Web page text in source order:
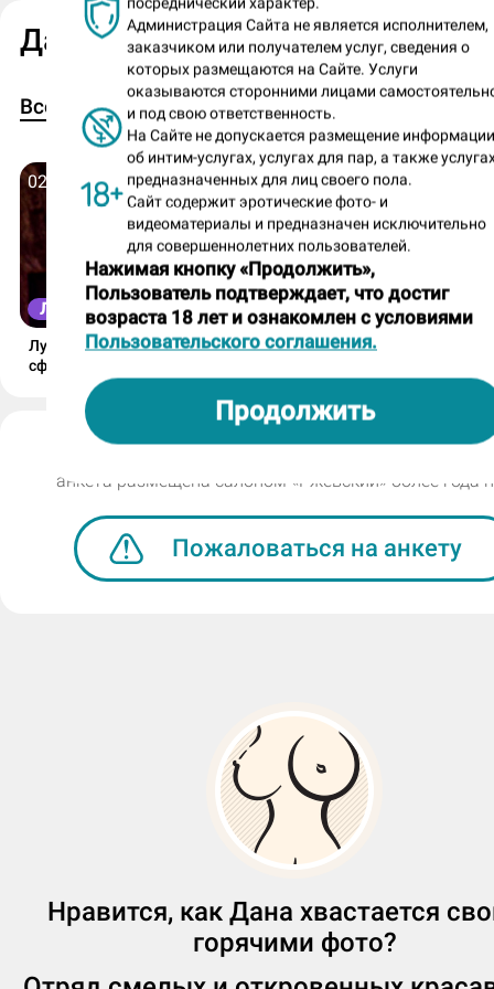
Администрация Сайта не является исполнителем,
заказчиком или получателем услуг, сведения о
которых размещаются на Сайте. Услуги
оказываются сторонними лицами
и под свою ответственность.
На Сайте не допускается размещение информации
об интим-услугах, услугах для пар, а также
предназначенных для лиц своего пола.
Сайт содержит эротические фото- и
видеоматериалы и предназначен исключительно
для совершеннолетних пользователей.
Нажимая кнопку «Продолжить»,
Пользователь подтверждает, что достиг
возраста 18 лет и ознакомлен с условиями
Пользовательского соглашения.
Продолжить
Фут-эстетика или ласки.
Нравятся ли тебе необычные просьбы
гостей, нестандартные имитации или
техники
массажа, какие-то ролевые темы,
не противоречат правилам? Или ты
любишь следовать стандартным
сценариям программ?
Если это интересно, то хотелось бы
попробовать.
Небольшой блиц. Я буду называть два
вариантa, а ты должна выбрать один
сакуры"?
"Ветка сакуры".
3) 20 гостей без допов за сутки или ни
20 гостей за сутки.
Любишь ли ты танцевать? И ходишь
Люблю танцевать, в клубы хожу.
Дана в Журнале ДМ
Все Лучшие сиськи1Лучшие попки 1
02 октября 2025
ЛУЧШИЕ СИСЬКИ
Лучшие сиськи от 2 октября:
сферические «троечки» Эли,
горячий душ от Наны и
контрастные фото Полины!
31 июля 2025
ЛУЧШИЕ ПОПКИ
Лучшие попки от 31
мягкие формы Ксении и
филигранная попа
Дана (номер анкеты: 291290)
анкета размещена салоном «Ржевский» более года
Пожаловаться на анкету
Нравится, как Дана хвастается
горячими фото?